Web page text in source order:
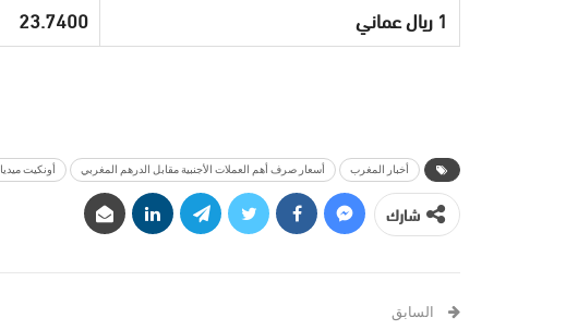
1 ريال عماني
23.7400
أخبار المغرب أسعار صرف أهم العملات الأجنبية مقابل الدرهم المغربي أونكيت ميديا 24
شارك
السابق